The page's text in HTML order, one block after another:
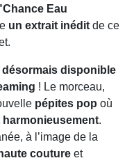
Eau
un extrait inédit de ce
désormais disponible
! Le morceau,
pépites pop où
harmonieusement.
à l’image de la
couture et